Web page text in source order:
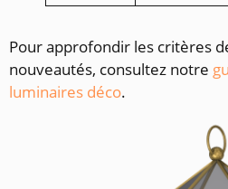
Pour approfondir les critères
nouveautés, consultez notre
luminaires déco.